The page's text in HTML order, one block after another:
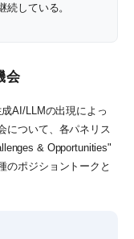
続している。
会
AI/LLMの出現によっ
について、各パネリス
& Opportunities"
のポジショントークと